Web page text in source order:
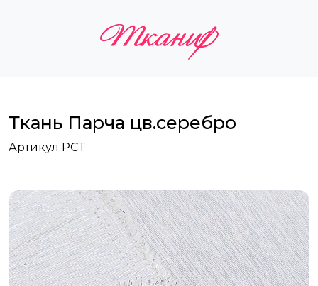
Ткань Парча цв.серебро
Артикул PCT